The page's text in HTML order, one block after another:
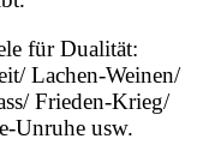
für Dualität:
Lachen-Weinen/
Frieden-Krieg/
Unruhe usw.